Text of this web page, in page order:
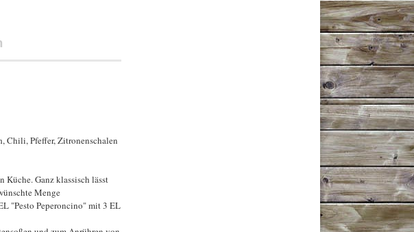
Chili, Pfeffer, Zitronenschalen
Ganz klassisch lässt
Menge
"Pesto Peperoncino" mit 3 EL